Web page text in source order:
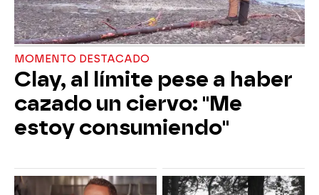
MOMENTO DESTACADO
Clay, al límite pese a haber
cazado un ciervo: "Me
estoy consumiendo"